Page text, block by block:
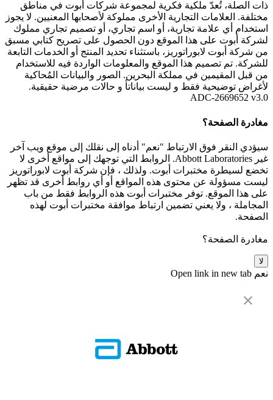
ذات الصلة، تُعدّ ملكية فكرية لمجموعة شركات أبوت في مناطق
مختلفة. العلامات التجارية الأخرى مملوكة لأصحابها المعنيين. لا يجوز
استخدام أي علامة تجارية، أو اسم تجاري، أو تصميم تجاري مملوك
لشركة أبوت على هذا الموقع دون الحصول على تصريح كتابي مسبق
من شركة أبوت لابوراتوريز، باستثناء تحديد المنتج أو الخدمات التابعة
للشركة. تم تصميم هذا الموقع والمعلومات الواردة فيه للاستخدام
من قبل المقيمين في مملكة البحرين. الصور والبيانات المُحاكية
لأغراض توضيحية فقط و ليست بياناتأ و حالات مرضية حقيقية.
ADC-2669652 v3.0
مغادرة الصفحة؟
سيؤدي النقر فوق الارتباط "نعم" أدناه إلى نقلك إلى موقع ويب آخر
غير Abbott Laboratories. الروابط التي توجهك إلى مواقع أخرى لا
تخضع لسيطرة مختبرات أبوت. ولذلك ، فإن شركة أبوت لابوراتوريز
ليست مسؤولة عن محتوى هذه المواقع أو أي روابط أخرى قد تظهر
على هذا الموقع. توفر مختبرات أبوت هذه الروابط فقط من باب
المجاملة ، ولا يعني تضمين ارتباط موافقة مختبرات أبوت لهذه
الصفحة.
مغادرة الصفحة؟
لا
نعم Open link in new tab